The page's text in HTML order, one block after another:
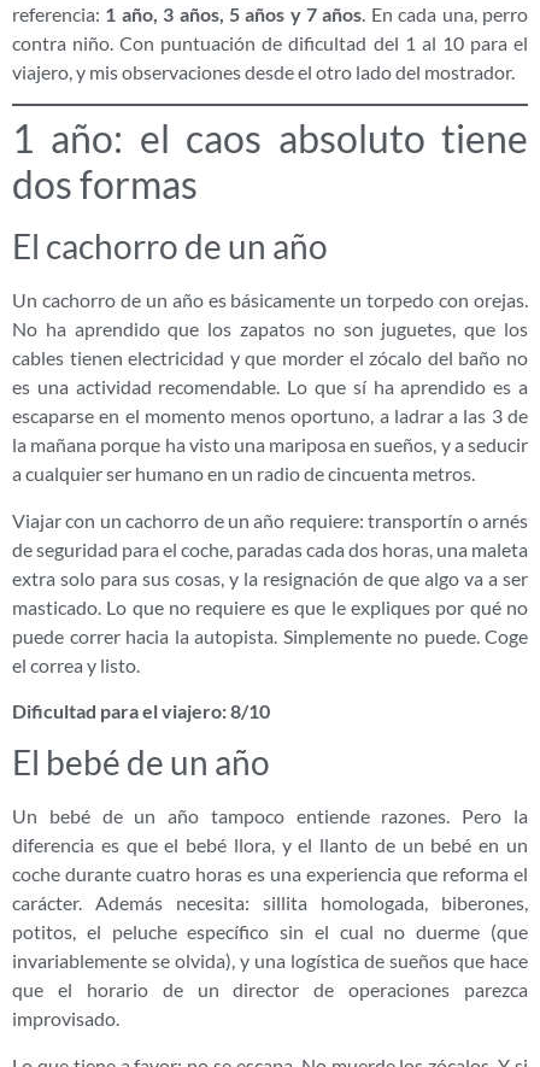
referencia: 1 año, 3 años, 5 años y 7 años . En cada una, perro
contra niño. Con puntuación de dificultad del 1 al 10 para el
viajero, y mis observaciones desde el otro lado del mostrador.
1 año: el caos absoluto tiene
dos formas
El cachorro de un año
Un cachorro de un año es básicamente un torpedo con orejas.
No ha aprendido que los zapatos no son juguetes, que los
cables tienen electricidad y que morder el zócalo del baño no
es una actividad recomendable. Lo que sí ha aprendido es a
escaparse en el momento menos oportuno, a ladrar a las 3 de
la mañana porque ha visto una mariposa en sueños, y a seducir
a cualquier ser humano en un radio de cincuenta metros.
Viajar con un cachorro de un año requiere: transportín o arnés
de seguridad para el coche, paradas cada dos horas, una maleta
extra solo para sus cosas, y la resignación de que algo va a ser
masticado. Lo que no requiere es que le expliques por qué no
puede correr hacia la autopista. Simplemente no puede. Coge
el correa y listo.
Dificultad para el viajero: 8/10
El bebé de un año
Un bebé de un año tampoco entiende razones. Pero la
diferencia es que el bebé llora, y el llanto de un bebé en un
coche durante cuatro horas es una experiencia que reforma el
carácter. Además necesita: sillita homologada, biberones,
potitos, el peluche específico sin el cual no duerme (que
invariablemente se olvida), y una logística de sueños que hace
que el horario de un director de operaciones parezca
improvisado.